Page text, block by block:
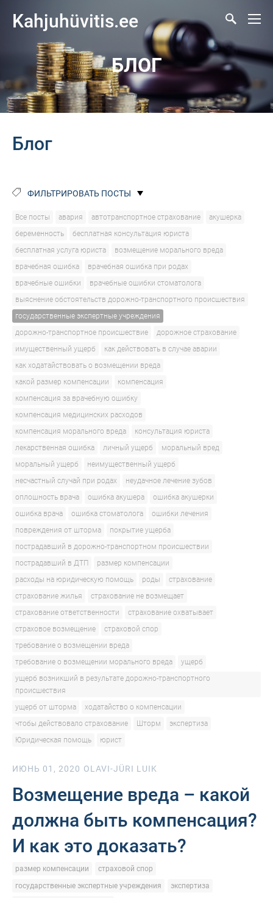
Kahjuhüvitis.ee
БЛОГ
Блог
ФИЛЬТРИРОВАТЬ ПОСТЫ
Все посты авария автотранспортное страхование
акушерка
беременность
бесплатная консультация юриста
бесплатная услуга юриста
возмещение морального вреда
врачебная ошибка
врачебная ошибка при родах
врачебные ошибки
врачебные ошибки стоматолога
выяснение обстоятельств дорожно-транспортного происшествия
государственные экспертные учреждения
дорожно-транспортное происшествие
дорожное страхование
имущественный ущерб
как действовать в случае аварии
как ходатайствовать о возмещении вреда
какой размер компенсации
компенсация
компенсация за врачебную ошибку
компенсация медицинских расходов
компенсация морального вреда
консультация юриста
лекарственная ошибка
личный ущерб
моральный вред
моральный ущерб
неимущественный ущерб
несчастный случай при родах
неудачное лечение зубов
оплошность врача
ошибка акушера
ошибка акушерки
ошибка врача
ошибка стоматолога
ошибки лечения
повреждения от шторма
покрытие ущерба
пострадавший в дорожно-транспортном происшествии
пострадавший в ДТП
размер компенсации
расходы на юридическую помощь
роды
страхование
страхование жилья
страхование не возмещает
страхование ответственности
страхование охватывает
страховое возмещение
страховой спор
требование о возмещении вреда
требование о возмещении морального вреда
ущерб
ущерб возникший в результате дорожно-транспортного
происшествия
ущерб от шторма
ходатайство о компенсации
чтобы действовало страхование
Шторм
экспертиза
Юридическая помощь
юрист
ИЮНЬ 01, 2020 OLAVI-JÜRI LUIK
Возмещение вреда – какой
должна быть компенсация?
И как это доказать?
размер компенсации
страховой спор
государственные экспертные учреждения
экспертиза